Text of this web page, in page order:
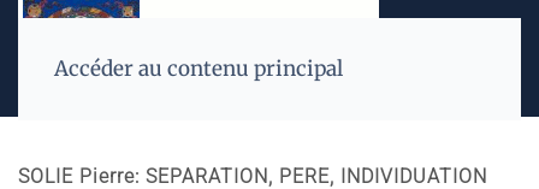
Accéder au contenu principal
SOLIE Pierre: SEPARATION, PERE, INDIVIDUATION